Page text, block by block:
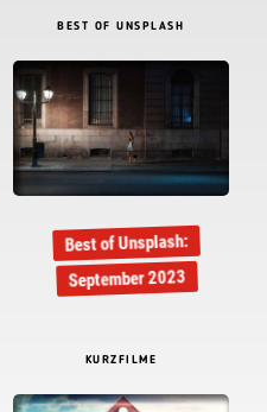
BEST OF UNSPLASH
Best of Unsplash:
September 2023
KURZFILME